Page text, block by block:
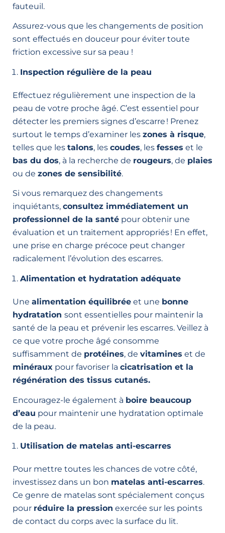
fauteuil.
Assurez-vous que les changements de position
sont effectués en douceur pour éviter toute
friction excessive sur sa peau !
Inspection régulière de la peau
Effectuez régulièrement une inspection de la
peau de votre proche âgé. C’est essentiel pour
détecter les premiers signes d’escarre ! Prenez
surtout le temps d’examiner les zones à risque,
telles que les talons, les coudes, les fesses et le
bas du dos, à la recherche de rougeurs, de plaies
ou de zones de sensibilité.
Si vous remarquez des changements
inquiétants, consultez immédiatement un
professionnel de la santé pour obtenir une
évaluation et un traitement appropriés ! En effet,
une prise en charge précoce peut changer
radicalement l’évolution des escarres.
Alimentation et hydratation adéquate
Une alimentation équilibrée et une bonne
hydratation sont essentielles pour maintenir la
santé de la peau et prévenir les escarres. Veillez à
ce que votre proche âgé consomme
suffisamment de protéines, de vitamines et de
minéraux pour favoriser la cicatrisation et la
régénération des tissus cutanés.
Encouragez-le également à boire beaucoup
d’eau pour maintenir une hydratation optimale
de la peau.
Utilisation de matelas anti-escarres
Pour mettre toutes les chances de votre côté,
investissez dans un bon matelas anti-escarres.
Ce genre de matelas sont spécialement conçus
pour réduire la pression exercée sur les points
de contact du corps avec la surface du lit.